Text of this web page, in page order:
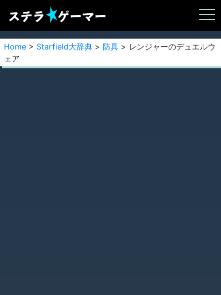
Home > Starfield大辞典 > 防具 > レンジャーのデュエルウ
ェア